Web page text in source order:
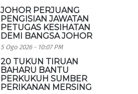
JOHOR PERJUANG
PENGISIAN JAWATAN
PETUGAS KESIHATAN
DEMI BANGSA JOHOR
5 Ogo 2026 - 10:07 PM
20 TUKUN TIRUAN
BAHARU BANTU
PERKUKUH SUMBER
PERIKANAN MERSING